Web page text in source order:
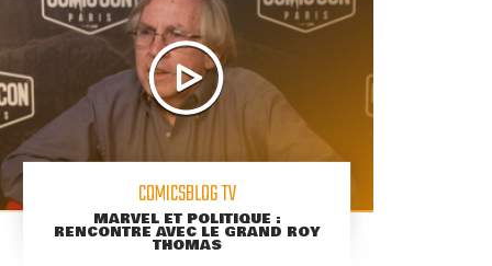
COMICSBLOG TV
MARVEL ET POLITIQUE :
RENCONTRE AVEC LE GRAND ROY
THOMAS